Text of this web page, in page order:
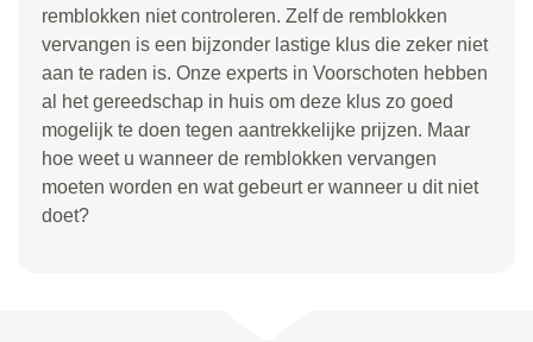
remblokken niet controleren. Zelf de remblokken
vervangen is een bijzonder lastige klus die zeker niet
aan te raden is. Onze experts in Voorschoten hebben
al het gereedschap in huis om deze klus zo goed
mogelijk te doen tegen aantrekkelijke prijzen. Maar
hoe weet u wanneer de remblokken vervangen
moeten worden en wat gebeurt er wanneer u dit niet
doet?